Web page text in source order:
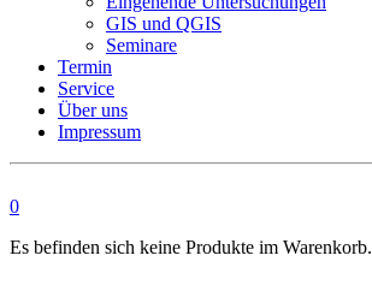
GIS und QGIS
Seminare
Termin
Service
Über uns
Impressum
0
Es befinden sich keine Produkte im Warenkorb.